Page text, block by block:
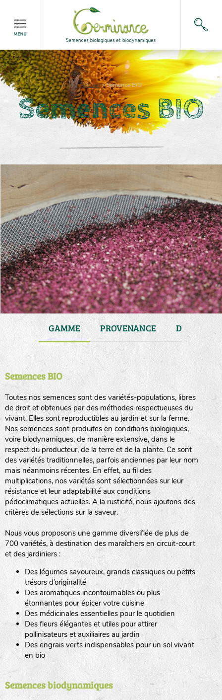
Accueil>Semence BIO
Semences BIO
GAMME PROVENANCE DURÉE DE
Semences BIO
Toutes nos semences sont des variétés-populations, libres
de droit et obtenues par des méthodes respectueuses du
vivant. Elles sont reproductibles au jardin et sur la ferme.
Nos semences sont produites en conditions biologiques,
voire biodynamiques, de manière extensive, dans le
respect du producteur, de la terre et de la plante. Ce sont
des variétés traditionnelles, parfois anciennes par leur nom
mais néanmoins récentes. En effet, au fil des
multiplications, nos variétés sont sélectionnées sur leur
résistance et leur adaptabilité aux conditions
pédoclimatiques actuelles. A la rusticité, nous ajoutons des
critères de sélections sur la saveur.
Nous vous proposons une gamme diversifiée de plus de
700 variétés, à destination des maraîchers en circuit-court
et des jardiniers :
Des légumes savoureux, grands classiques ou petits
trésors d’originalité
Des aromatiques incontournables ou plus
étonnantes pour épicer votre cuisine
Des médicinales essentielles pour le quotidien
Des fleurs élégantes et utiles pour attirer
pollinisateurs et auxiliaires au jardin
Des engrais verts indispensables pour un sol vivant
en bio
Semences biodynamiques
haies
zone sauvage
tas de compost
fleurs
animaux domestiques
animaux sauvages